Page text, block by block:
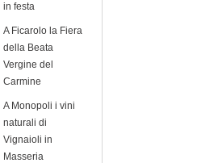
in festa
A Ficarolo la Fiera
della Beata
Vergine del
Carmine
A Monopoli i vini
naturali di
Vignaioli in
Masseria